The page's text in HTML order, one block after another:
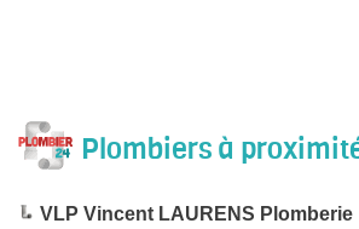
Plombiers à
VLP Vincent LAURENS Plomberie